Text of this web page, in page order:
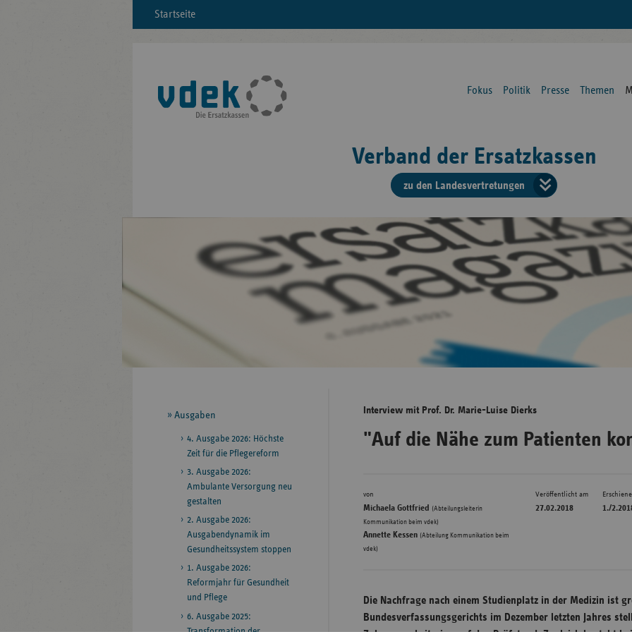
Startseite
Fokus Politik Presse Themen
Verband der Ersatzkassen
zu den Landesvertretungen
der
Hessen
Interview mit Prof. Dr. Marie-Luise Dierks
"Auf die Nähe zum Patienten
von
Michaela Gottfried (Abteilungsleiterin
Kommunikation beim vdek)
Annette Kessen (Abteilung Kommunikation beim
vdek)
Veröffentlicht am
27.02.2018 1./
Die Nachfrage nach einem Studienplatz in der Medizin ist
Bundesverfassungsgerichts im Dezember letzten Jahres
Seitennavigation
Ausgaben
4. Ausgabe 2026: Höchste
Zeit für die Pflegereform
3. Ausgabe 2026:
Ambulante Versorgung neu
gestalten
2. Ausgabe 2026:
Ausgabendynamik im
Gesundheitssystem stoppen
1. Ausgabe 2026:
Reformjahr für Gesundheit
und Pflege
6. Ausgabe 2025: